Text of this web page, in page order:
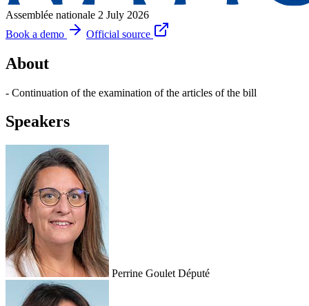
Assemblée nationale 2 July 2026
Book a demo
Official source
About
- Continuation of the examination of the articles of the bill
Speakers
Perrine Goulet Député